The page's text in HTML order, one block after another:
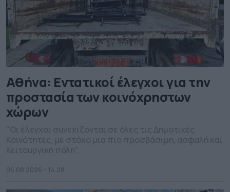
Αθήνα: Εντατικοί έλεγχοι για την
προστασία των κοινόχρηστων
χώρων
06.08.2026 - 14.28